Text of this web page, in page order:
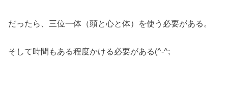
だったら、三位一体（頭と心と体）を使う必要がある。
そして時間もある程度かける必要がある(^-^;